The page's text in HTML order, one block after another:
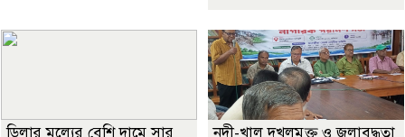
ডিলার মূল্যের বেশি দামে সার
নদী-খাল দখলমুক্ত ও জলাবদ্ধতা